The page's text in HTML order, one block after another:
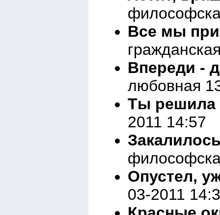
Все мы
Впереди -
любовная
Ты решила
2011 14:57
Опустел,
03-2011